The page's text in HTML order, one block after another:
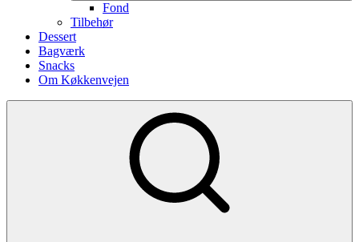
Fond
Tilbehør
Dessert
Bagværk
Snacks
Om Køkkenvejen